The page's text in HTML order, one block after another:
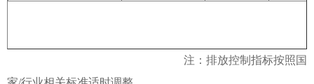
注：排放控制指标按照国